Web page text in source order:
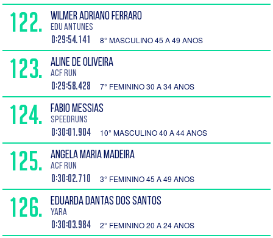
122. WILMER ADRIANO FERRARO
Edu Antunes
0:29:54.141 8° MASCULINO 45 A 49 ANOS
123. ALINE DE OLIVEIRA
ACF RUN
0:29:58.428 7° FEMININO 30 A 34 ANOS
124. FABIO MESSIAS
speedruns
0:30:01.904 10° MASCULINO 40 A 44 ANOS
125. ANGELA MARIA MADEIRA
ACF RUN
0:30:02.710 3° FEMININO 45 A 49 ANOS
126. EDUARDA DANTAS DOS SANTOS
Yara
0:30:03.984 2° FEMININO 20 A 24 ANOS